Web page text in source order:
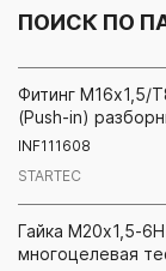
ПОИСК ПО
Фитинг М16x1,5/
(Push-in)
INF111608
STARTEC
Гайка М20х1,5-
многоцелевая